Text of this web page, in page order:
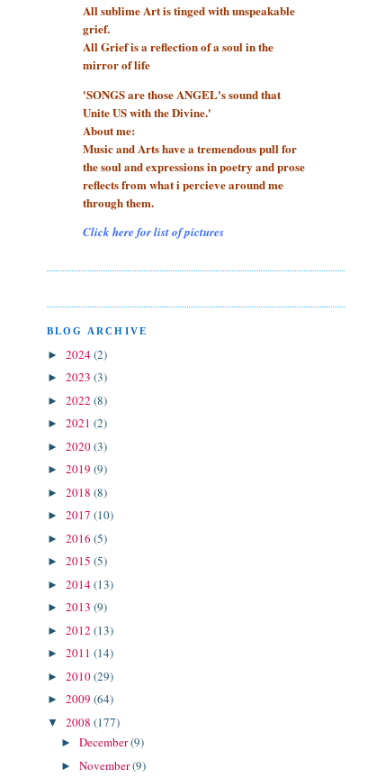
All sublime Art is tinged with unspeakable
grief.
All Grief is a reflection of a soulin the
mirror of life
'SONGS are those ANGEL's sound that
Unite US with the Divine.'
About me:
Music and Arts have a tremendous pull for
the soul and expressions in poetry and prose
reflects from what i percieve around me
through them.
Click here for list of pictures
BLOG ARCHIVE
► 2024(2)
► 2023 (3)
► 2022 (8)
► 2021 (2)
► 2020(3)
► 2019 (9)
► 2018 (8)
► 2017 (10)
► 2016 (5)
► 2015 (5)
► 2014(13)
► 2013 (9)
► 2012 (13)
► 2011 (14)
► 2010(29)
► 2009 (64)
▼ 2008 (177)
►December(9)
►November(9)